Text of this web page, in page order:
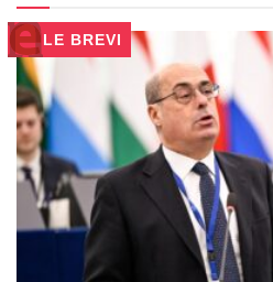
LE BREVI